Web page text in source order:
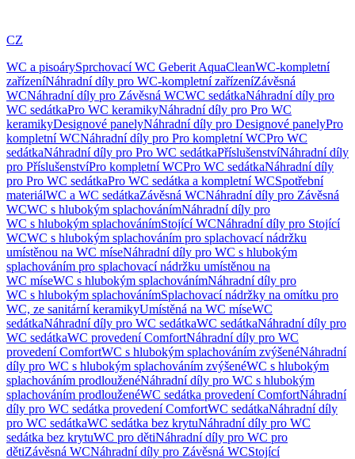
CZ
WC a pisoárySprchovací WC Geberit AquaCleanWC-kompletní
zařízeníNáhradní díly pro WC-kompletní zařízeníZávěsná
WCNáhradní díly pro Závěsná WCWC sedátkaNáhradní díly pro
WC sedátkaPro WC keramikyNáhradní díly pro Pro WC
keramikyDesignové panelyNáhradní díly pro Designové panelyPro
kompletní WCNáhradní díly pro Pro kompletní WCPro WC
sedátkaNáhradní díly pro Pro WC sedátkaPříslušenstvíNáhradní díly
pro PříslušenstvíPro kompletní WCPro WC sedátkaNáhradní díly
pro Pro WC sedátkaPro WC sedátka a kompletní WCSpotřební
materiálWC a WC sedátkaZávěsná WCNáhradní díly pro Závěsná
WCWC s hlubokým splachovánímNáhradní díly pro
WC s hlubokým splachovánímStojící WCNáhradní díly pro Stojící
WCWC s hlubokým splachováním pro splachovací nádržku
umístěnou na WC míseNáhradní díly pro WC s hlubokým
splachováním pro splachovací nádržku umístěnou na
WC míseWC s hlubokým splachovánímNáhradní díly pro
WC s hlubokým splachovánímSplachovací nádržky na omítku pro
WC, ze sanitární keramikyUmístěná na WC míseWC
sedátkaNáhradní díly pro WC sedátkaWC sedátkaNáhradní díly pro
WC sedátkaWC provedení ComfortNáhradní díly pro WC
provedení ComfortWC s hlubokým splachováním zvýšenéNáhradní
díly pro WC s hlubokým splachováním zvýšenéWC s hlubokým
splachováním prodlouženéNáhradní díly pro WC s hlubokým
splachováním prodlouženéWC sedátka provedení ComfortNáhradní
díly pro WC sedátka provedení ComfortWC sedátkaNáhradní díly
pro WC sedátkaWC sedátka bez krytuNáhradní díly pro WC
sedátka bez krytuWC pro dětiNáhradní díly pro WC pro
dětiZávěsná WCNáhradní díly pro Závěsná WCStojící